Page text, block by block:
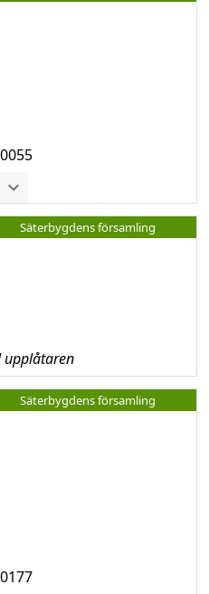
Säterbygdens församling
upplåtaren
Säterbygdens församling